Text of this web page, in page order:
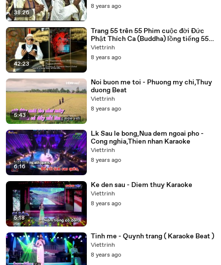
38:26
8 years ago
42:23
Trang 55 trên 55 Phim cuộc đời Đức
Phật Thích Ca (Buddha) lồng tiếng 55
tập trọn bộ
Viettrinh
8 years ago
5:43
Noi buon me toi - Phuong my chi,Thuy
duong Beat
Viettrinh
8 years ago
6:16
Lk Sau le bong,Nua dem ngoai pho -
Cong nghia,Thien nhan Karaoke
Viettrinh
8 years ago
5:18
Ke den sau - Diem thuy Karaoke
Viettrinh
8 years ago
Tinh me - Quynh trang ( Karaoke Beat )
Viettrinh
8 years ago